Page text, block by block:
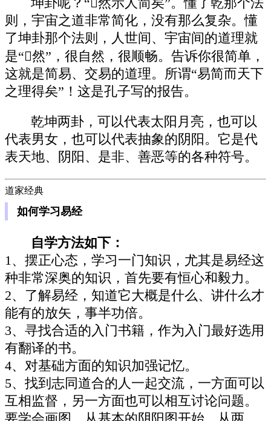
坤卦呢？“然示人简矣”。懂了乾那个法
则，宇宙之道非常简化，没有那么复杂。懂
了坤卦那个法则，人世间、宇宙间的道理就
是“然”，很自然，很顺畅。告诉你很简单，
这就是简易、交易的道理。所谓“易简而天下
之理得矣”！这是孔子写的报告。
乾坤两卦，可以代表太阳月亮，也可以
代表男女，也可以代表抽象的阴阳。它是代
表天地、阴阳、是非、善恶等的各种符号。
道家经典
如何学习易经
自学方法如下：
1、摆正心态，学习一门知识，尤其是易经这
种非常深奥的知识，首先要有恒心和毅力。
2、了解易经，知道它大概是什么、讲什么才
能有的放矢，事半功倍。
3、寻找合适的入门书籍，作为入门最好选用
有翻译的书。
4、对基础方面的知识加强记忆。
5、找到志同道合的人一起交流，一方面可以
互相监督，另一方面也可以相互讨论问题。